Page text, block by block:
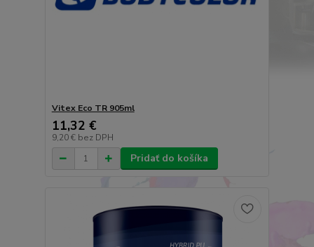
Vitex Eco TR 905ml
11,32 €
9,20 € bez DPH
Pridať do košíka